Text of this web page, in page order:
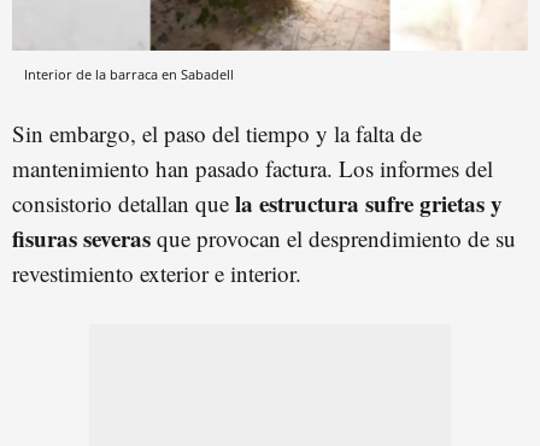
Interior de la barraca en Sabadell
Sin embargo, el paso del tiempo y la falta de
mantenimiento han pasado factura. Los informes del
consistorio detallan que la estructura sufre grietas y
fisuras severas que provocan el desprendimiento de su
revestimiento exterior e interior.